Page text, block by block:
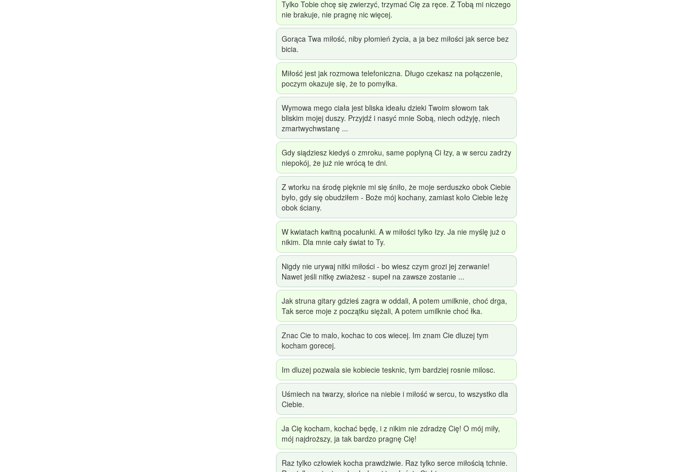
Tylko Tobie chcę się zwierzyć, trzymać Cię za ręce. Z Tobą mi niczego
nie brakuje, nie pragnę nic więcej.
Gorąca Twa miłość, niby płomień życia, a ja bez miłości jak serce bez
bicia.
Miłość jest jak rozmowa telefoniczna. Długo czekasz na połączenie,
poczym okazuje się, że to pomyłka.
Wymowa mego ciała jest bliska ideału dzieki Twoim słowom tak
bliskim mojej duszy. Przyjdź i nasyć mnie Sobą, niech odżyję, niech
zmartwychwstanę ...
Gdy siądziesz kiedyś o zmroku, same popłyną Ci łzy, a w sercu zadrży
niepokój, że już nie wrócą te dni.
Z wtorku na środę pięknie mi się śniło, że moje serduszko obok Ciebie
było, gdy się obudziłem - Boże mój kochany, zamiast koło Ciebie leżę
obok ściany.
W kwiatach kwitną pocałunki. A w miłości tylko łzy. Ja nie myślę już o
nikim. Dla mnie cały świat to Ty.
Nigdy nie urywaj nitki miłości - bo wiesz czym grozi jej zerwanie!
Nawet jeśli nitkę zwiażesz - supeł na zawsze zostanie ...
Jak struna gitary gdzieś zagra w oddali, A potem umilknie, choć drga,
Tak serce moje z początku siężali, A potem umilknie choć łka.
Znac Cie to malo, kochac to cos wiecej. Im znam Cie dluzej tym
kocham gorecej.
Im dluzej pozwala sie kobiecie tesknic, tym bardziej rosnie milosc.
Uśmiech na twarzy, słońce na niebie i miłość w sercu, to wszystko dla
Ciebie.
Ja Cię kocham, kochać będę, i z nikim nie zdradzę Cię! O mój miły,
mój najdroższy, ja tak bardzo pragnę Cię!
Raz tylko człowiek kocha prawdziwie. Raz tylko serce miłością tchnie.